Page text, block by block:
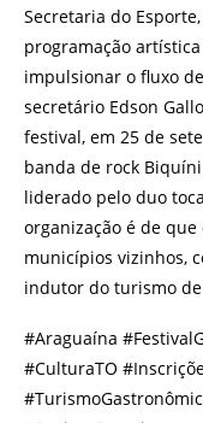
Secretaria do
programação
impulsionar o fluxo
secretário Edson
festival, em 25 de
banda de rock
liderado pelo duo
organização é de
municípios vizinhos,
indutor do turismo
#Araguaína
#CulturaTO